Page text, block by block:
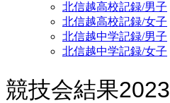
北信越高校記録/男子
北信越高校記録/女子
北信越中学記録/男子
北信越中学記録/女子
競技会結果2023